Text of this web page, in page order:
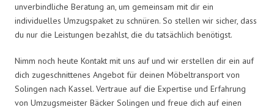
unverbindliche Beratung an, um gemeinsam mit dir ein
individuelles Umzugspaket zu schnüren. So stellen wir sicher, dass
du nur die Leistungen bezahlst, die du tatsächlich benötigst.
Nimm noch heute Kontakt mit uns auf und wir erstellen dir ein auf
dich zugeschnittenes Angebot für deinen Möbeltransport von
Solingen nach Kassel. Vertraue auf die Expertise und Erfahrung
von Umzugsmeister Bäcker Solingen und freue dich auf einen